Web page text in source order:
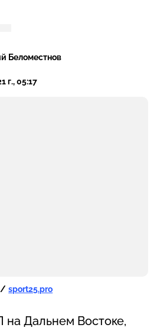
Беломестнов
г., 05:17
/ sport25.pro
Дальнем Востоке,